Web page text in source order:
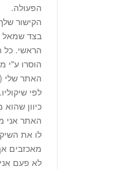
הפעולה.
הקישור
בצד שמאל
הראשי. כל
הוסרו ע"י
האתר שלי
לפי שיקוליו.
כיוון
האתר אני
לו את
מאכזבים
לא פעם